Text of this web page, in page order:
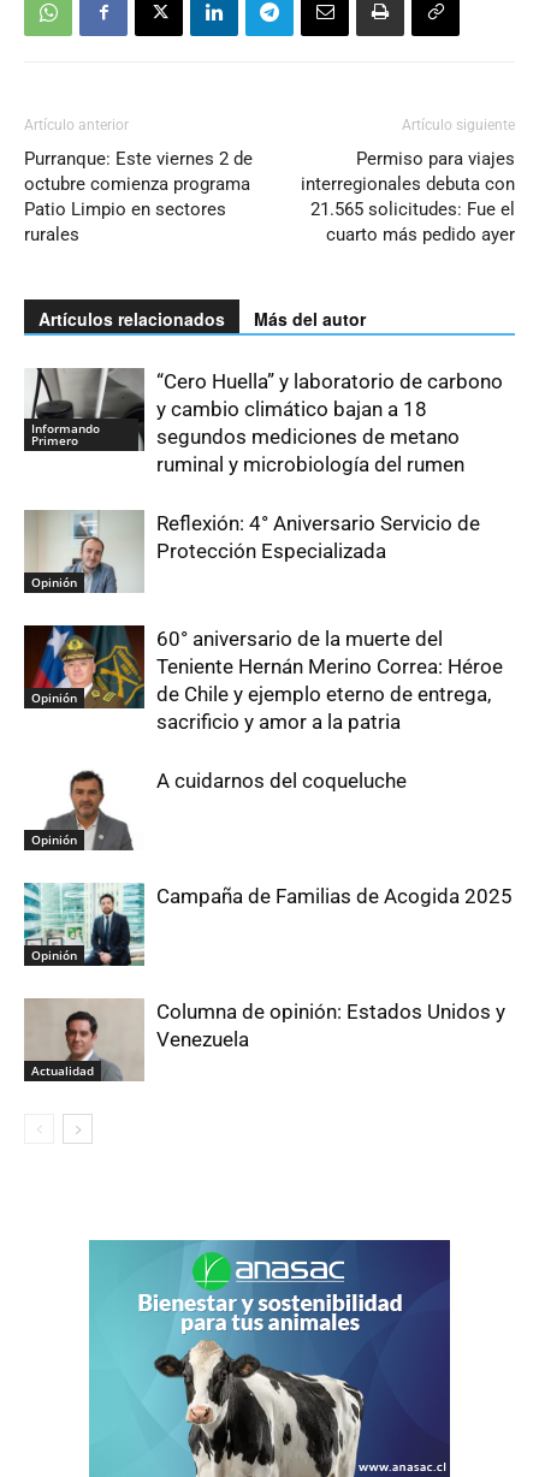
Artículo anterior
Purranque: Este viernes 2 de
octubre comienza programa
Patio Limpio en sectores
rurales
Artículo siguiente
Permiso para viajes
interregionales debuta con
21.565 solicitudes: Fue el
cuarto más pedido ayer
Artículos relacionados Más del autor
Informando
Primero
“Cero Huella” y laboratorio de carbono
y cambio climático bajan a 18
segundos mediciones de metano
ruminal y microbiología del rumen
Opinión
Reflexión: 4° Aniversario Servicio de
Protección Especializada
Opinión
60° aniversario de la muerte del
Teniente Hernán Merino Correa: Héroe
de Chile y ejemplo eterno de entrega,
sacrificio y amor a la patria
Opinión
A cuidarnos del coqueluche
Opinión
Campaña de Familias de Acogida 2025
Actualidad
Columna de opinión: Estados Unidos y
Venezuela